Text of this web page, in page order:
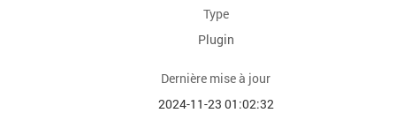
Type
Plugin
Dernière mise à jour
2024-11-23 01:02:32